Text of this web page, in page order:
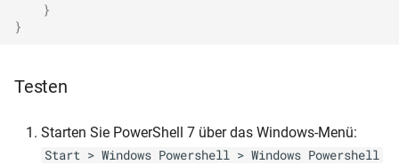
}
}
Testen
Starten Sie PowerShell 7 über das Windows-Menü:
Start > Windows Powershell > Windows Powershell